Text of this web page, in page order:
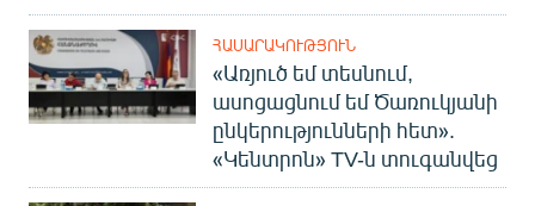
ՀԱՍԱՐԱԿՈՒԹՅՈՒՆ
«Առյուծ եմ տեսնում,
ասոցացնում եմ Ծառուկյանի
ընկերությունների հետ».
«Կենտրոն» TV-ն տուգանվեց